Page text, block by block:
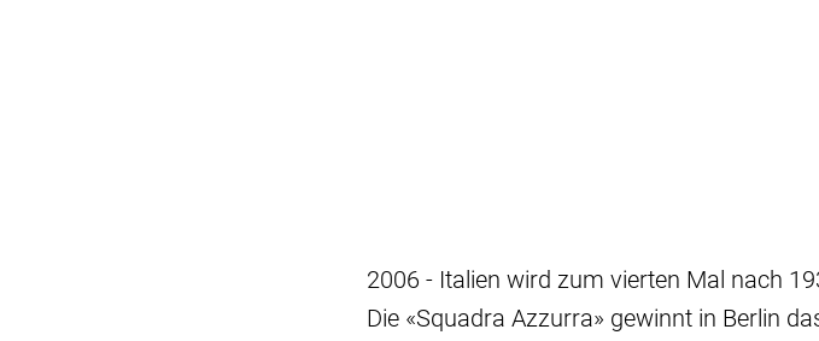
2006 - Italien wird zum vierten Mal nach
Die «Squadra Azzurra» gewinnt in Berlin